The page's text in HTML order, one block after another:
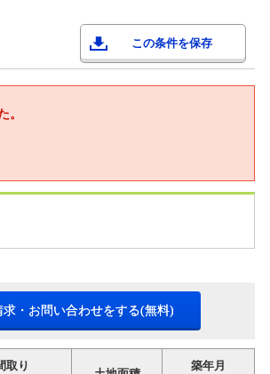
この条件を保存
。
求・お問い合わせをする(無料)
取り
築年月